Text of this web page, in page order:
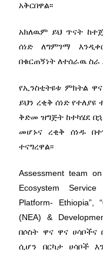
አቅርበዋል፡፡
አክለዉም ይህ ጥናት
ሰነድ ለግምገማ
በቁርጠኝነት ለተሰራዉ ስራ
የኢንስቲትዩቱ ምክትል
ይህን ረቂቅ ሰነድ
ቅድመ ዝግጅት ከተካሄደ
መሆኑና ረቂቅ ሰነዱ
ተናግረዋል፡፡
Assessment team
Ecosystem
Platform- Ethiopia”,
(NEA) &
በሶስት ዋና ዋና ሀሳቦችና
ሲሆን በርካታ ሀሳቦች